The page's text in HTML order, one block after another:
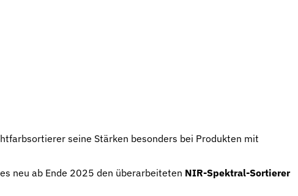
seine Stärken besonders bei Produkten mit
neu ab Ende 2025 den überarbeiteten NIR-Spektral-Sortierer